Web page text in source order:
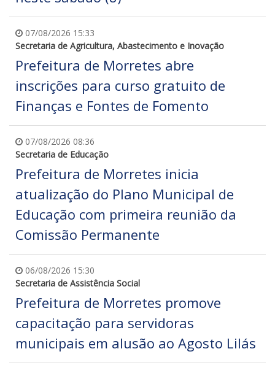
07/08/2026 15:33
Secretaria de Agricultura, Abastecimento e Inovação
Prefeitura de Morretes abre
inscrições para curso gratuito de
Finanças e Fontes de Fomento
07/08/2026 08:36
Secretaria de Educação
Prefeitura de Morretes inicia
atualização do Plano Municipal de
Educação com primeira reunião da
Comissão Permanente
06/08/2026 15:30
Secretaria de Assistência Social
Prefeitura de Morretes promove
capacitação para servidoras
municipais em alusão ao Agosto Lilás